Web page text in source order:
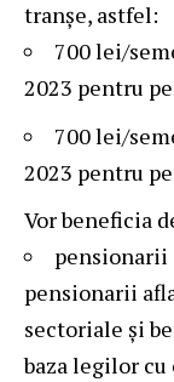
tranșe, astfel:
700 lei/
2023 pentru
700 lei/
2023 pentru
Vor beneficia
pensionarii
pensionarii
sectoriale și
baza legilor cu